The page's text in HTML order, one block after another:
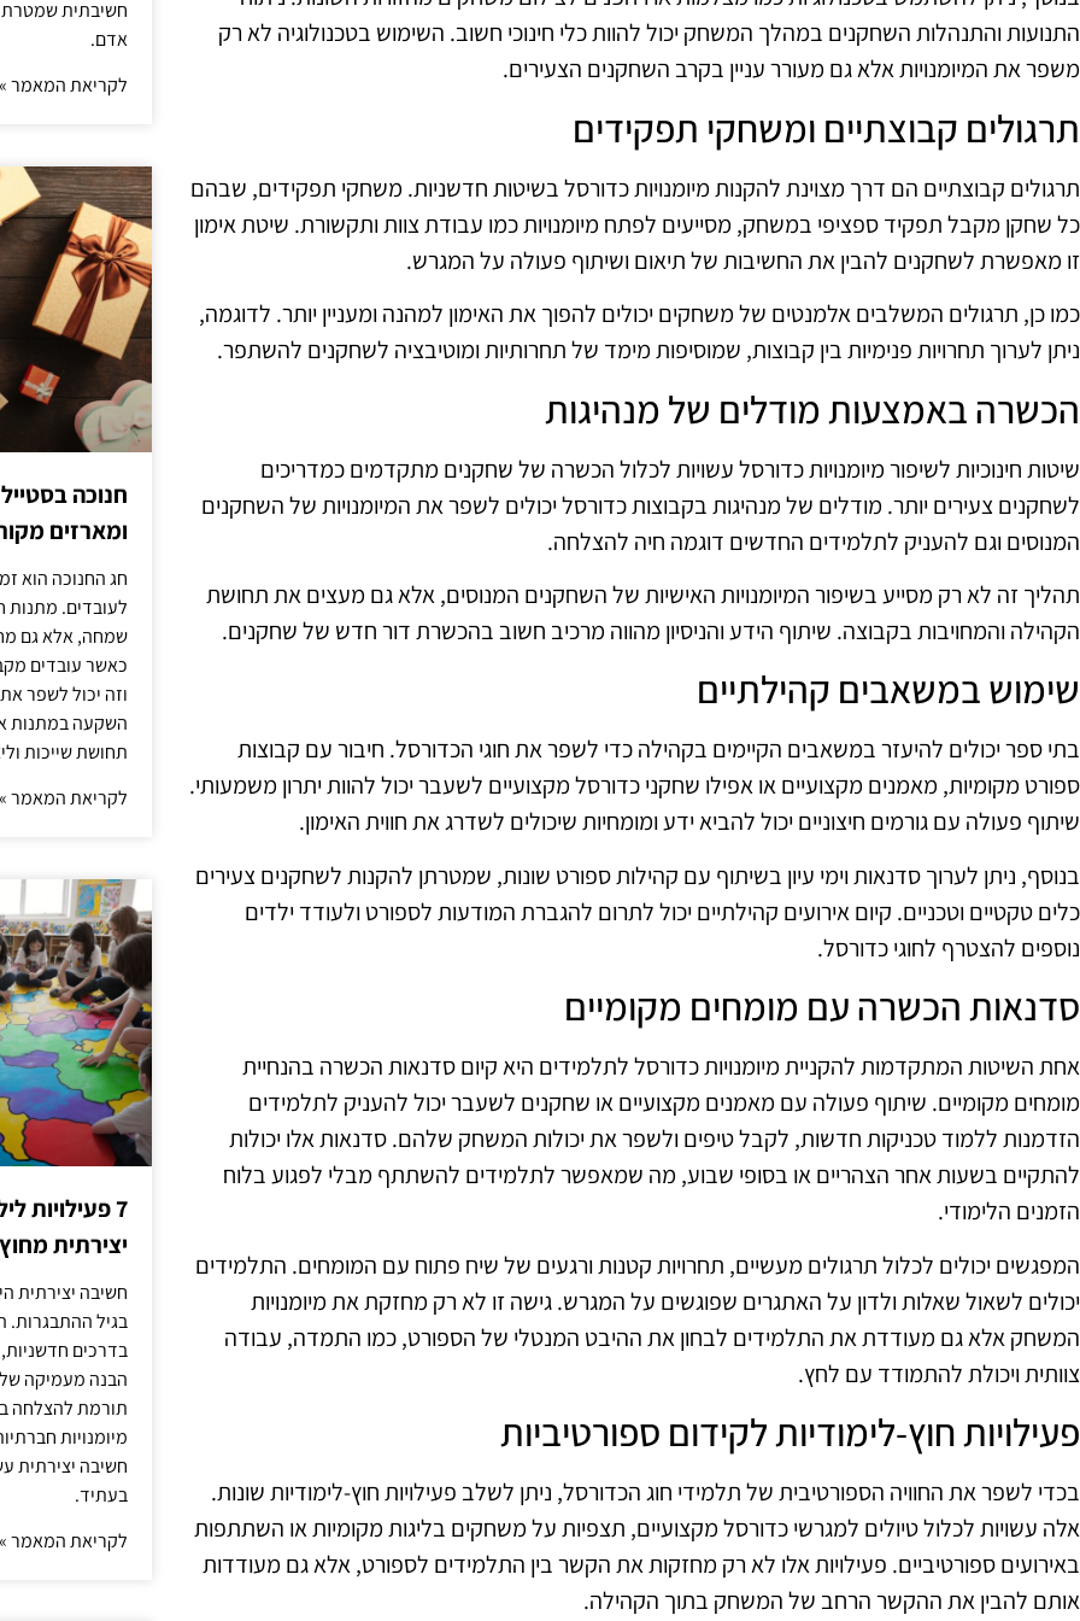
התנועות והתנהלות השחקנים במהלך המשחק יכול להוות כלי חינוכי חשוב. השימוש בטכנולוגיה לא רק
משפר את המיומנויות אלא גם מעורר עניין בקרב השחקנים הצעירים.
תרגולים קבוצתיים ומשחקי תפקידים
תרגולים קבוצתיים הם דרך מצוינת להקנות מיומנויות כדורסל בשיטות חדשניות. משחקי תפקידים, שבהם
כל שחקן מקבל תפקיד ספציפי במשחק, מסייעים לפתח מיומנויות כמו עבודת צוות ותקשורת. שיטת אימון
זו מאפשרת לשחקנים להבין את החשיבות של תיאום ושיתוף פעולה על המגרש.
כמו כן, תרגולים המשלבים אלמנטים של משחקים יכולים להפוך את האימון למהנה ומעניין יותר. לדוגמה,
ניתן לערוך תחרויות פנימיות בין קבוצות, שמוסיפות מימד של תחרותיות ומוטיבציה לשחקנים להשתפר.
הכשרה באמצעות מודלים של מנהיגות
שיטות חינוכיות לשיפור מיומנויות כדורסל עשויות לכלול הכשרה של שחקנים מתקדמים כמדריכים
לשחקנים צעירים יותר. מודלים של מנהיגות בקבוצות כדורסל יכולים לשפר את המיומנויות של השחקנים
המנוסים וגם להעניק לתלמידים החדשים דוגמה חיה להצלחה.
תהליך זה לא רק מסייע בשיפור המיומנויות האישיות של השחקנים המנוסים, אלא גם מעצים את תחושת
הקהילה והמחויבות בקבוצה. שיתוף הידע והניסיון מהווה מרכיב חשוב בהכשרת דור חדש של שחקנים.
שימוש במשאבים קהילתיים
בתי ספר יכולים להיעזר במשאבים הקיימים בקהילה כדי לשפר את חוגי הכדורסל. חיבור עם קבוצות
ספורט מקומיות, מאמנים מקצועיים או אפילו שחקני כדורסל מקצועיים לשעבר יכול להוות יתרון משמעותי.
שיתוף פעולה עם גורמים חיצוניים יכול להביא ידע ומומחיות שיכולים לשדרג את חווית האימון.
בנוסף, ניתן לערוך סדנאות וימי עיון בשיתוף עם קהילות ספורט שונות, שמטרתן להקנות לשחקנים צעירים
כלים טקטיים וטכניים. קיום אירועים קהילתיים יכול לתרום להגברת המודעות לספורט ולעודד ילדים
נוספים להצטרף לחוגי כדורסל.
סדנאות הכשרה עם מומחים מקומיים
אחת השיטות המתקדמות להקניית מיומנויות כדורסל לתלמידים היא קיום סדנאות הכשרה בהנחיית
מומחים מקומיים. שיתוף פעולה עם מאמנים מקצועיים או שחקנים לשעבר יכול להעניק לתלמידים
הזדמנות ללמוד טכניקות חדשות, לקבל טיפים ולשפר את יכולות המשחק שלהם. סדנאות אלו יכולות
להתקיים בשעות אחר הצהריים או בסופי שבוע, מה שמאפשר לתלמידים להשתתף מבלי לפגוע בלוח
הזמנים הלימודי.
המפגשים יכולים לכלול תרגולים מעשיים, תחרויות קטנות ורגעים של שיח פתוח עם המומחים. התלמידים
יכולים לשאול שאלות ולדון על האתגרים שפוגשים על המגרש. גישה זו לא רק מחזקת את מיומנויות
המשחק אלא גם מעודדת את התלמידים לבחון את ההיבט המנטלי של הספורט, כמו התמדה, עבודה
צוותית ויכולת להתמודד עם לחץ.
פעילויות חוץ-לימודיות לקידום ספורטיביות
בכדי לשפר את החוויה הספורטיבית של תלמידי חוג הכדורסל, ניתן לשלב פעילויות חוץ-לימודיות שונות.
אלה עשויות לכלול טיולים למגרשי כדורסל מקצועיים, תצפיות על משחקים בליגות מקומיות או השתתפות
באירועים ספורטיביים. פעילויות אלו לא רק מחזקות את הקשר בין התלמידים לספורט, אלא גם מעודדות
אותם להבין את ההקשר הרחב של המשחק בתוך הקהילה.
חשיבתית שמטרתה
אדם.
לקריאת המאמר »
חנוכה
ומארזים
חג החנוכה הוא
לעובדים. מתנות
שמחה, אלא גם
כאשר עובדים
וזה יכול לשפר
השקעה במתנות
תחושת שייכות
לקריאת המאמר »
7 פעילויות
יצירתית
חשיבה יצירתית
בגיל ההתבגרות.
בדרכים חדשניות,
הבנה מעמיקה
תורמת להצלחה
מיומנויות
חשיבה יצירתית
בעתיד.
לקריאת המאמר »